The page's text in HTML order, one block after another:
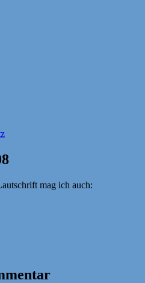
mag ich auch: